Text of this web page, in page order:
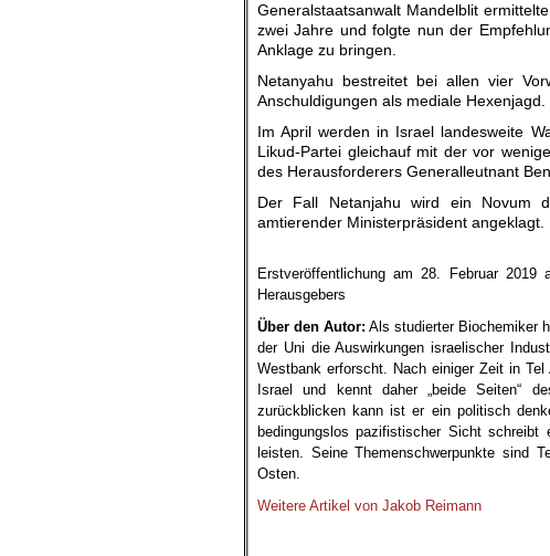
Generalstaatsanwalt Mandelblit
zwei Jahre und folgte nun der
Anklage zu bringen.
Netanyahu bestreitet bei allen vier
Anschuldigungen als mediale Hexenjagd.
Im April werden in Israel landesweite
Likud-Partei gleichauf mit der vor
des Herausforderers Generalleutnant
Der Fall Netanjahu wird ein Novum
amtierender Ministerpräsident angeklagt.
Erstveröffentlichung am 28. Februar 2019
Herausgebers
Über den Autor: Als studierter Biochemiker
der Uni die Auswirkungen israelischer
Westbank erforscht. Nach einiger Zeit in
Israel und kennt daher „beide Seiten“
zurückblicken kann ist er ein politisch
bedingungslos pazifistischer Sicht
leisten. Seine Themenschwerpunkte sind
Osten.
Weitere Artikel von Jakob Reimann